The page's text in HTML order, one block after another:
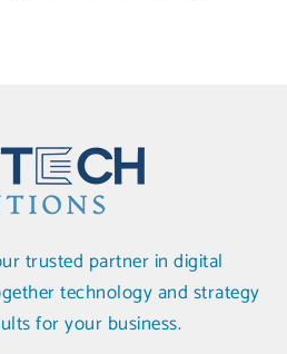
trusted partner in digital
technology and strategy
for your business.